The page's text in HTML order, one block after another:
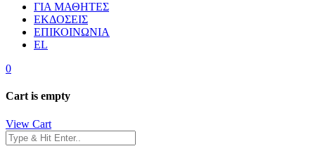
ΓΙΑ ΜΑΘΗΤΕΣ
ΕΚΔΟΣΕΙΣ
ΕΠΙΚΟΙΝΩΝΙΑ
EL
0
Cart is empty
View Cart